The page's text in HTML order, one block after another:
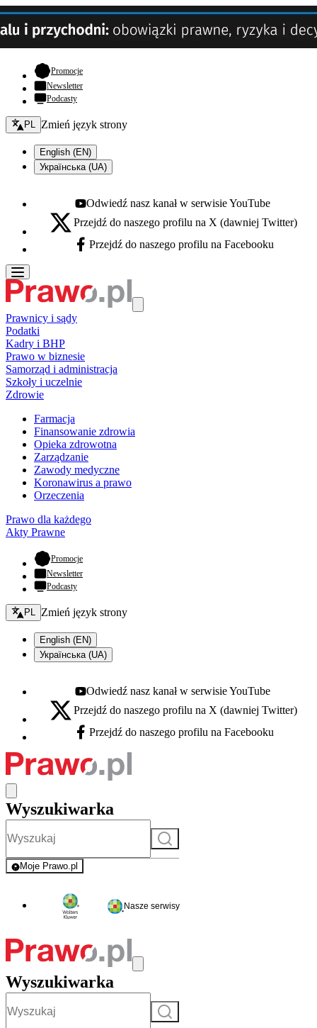
Promocje- otwiera się w nowej karcie
Newsletter
Podcasty
Zmień język - bieżący:
PL Zmień język strony
English (EN)
Українська (UA)
Youtube - otwiera się w nowej karcie
Odwiedź nasz kanał w serwisie YouTube
X - otwiera się w nowej karcie
Przejdź do naszego profilu na X (dawniej Twitter)
Facebook - otwiera się w nowej karcie
Przejdź do naszego profilu na Facebooku
Prawnicy i sądy
Podatki
Kadry i BHP
Prawo w biznesie
Samorząd i administracja
Szkoły i uczelnie
Zdrowie
Farmacja
Finansowanie zdrowia
Opieka zdrowotna
Zarządzanie
Zawody medyczne
Koronawirus a prawo
Orzeczenia
Prawo dla każdego
Akty Prawne
Promocje- otwiera się w nowej karcie
Newsletter
Podcasty
Zmień język - bieżący:
PL Zmień język strony
English (EN)
Українська (UA)
Youtube - otwiera się w nowej karcie
Odwiedź nasz kanał w serwisie YouTube
X - otwiera się w nowej karcie
Przejdź do naszego profilu na X (dawniej Twitter)
Facebook - otwiera się w nowej karcie
Przejdź do naszego profilu na Facebooku
Wyszukiwarka
Szukaj
Moje Prawo.pl
- rejestracja i logowanie do serwisu
Nasze serwisy
Wyszukiwarka
Szukaj